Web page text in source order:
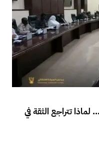
تتراجع الثقة في